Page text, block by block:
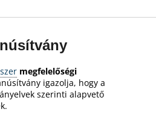
megfelelőségi
igazolja, hogy a
szerinti alapvető